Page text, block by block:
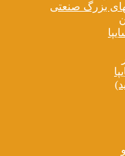
بزرگ صنعتی